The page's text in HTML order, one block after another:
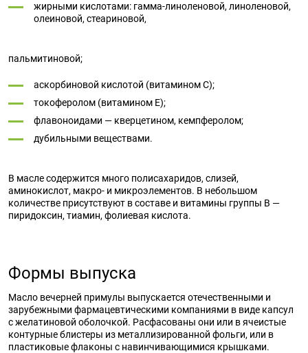
жирными кислотами: гамма-линоленовой, линоленовой,
олеиновой, стеариновой,
пальмитиновой;
аскорбиновой кислотой (витамином C);
токоферолом (витамином E);
флавоноидами — кверцетином, кемпферолом;
дубильными веществами.
В масле содержится много полисахаридов, слизей,
аминокислот, макро- и микроэлементов. В небольшом
количестве присутствуют в составе и витамины группы B —
пиридоксин, тиамин, фолиевая кислота.
Формы выпуска
Масло вечерней примулы выпускается отечественными и
зарубежными фармацевтическими компаниями в виде капсул
с желатиновой оболочкой. Расфасованы они или в ячеистые
контурные блистеры из металлизированной фольги, или в
пластиковые флаконы с навинчивающимися крышками.